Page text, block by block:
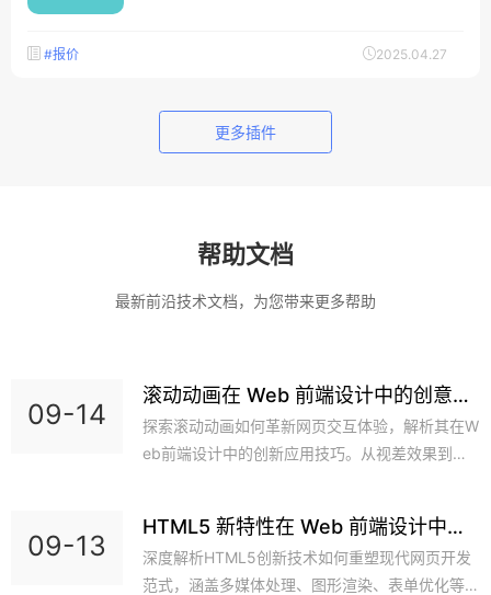
#报价 2025.04.27
更多插件
帮助文档
最新前沿技术文档，为您带来更多帮助
09-14
滚动动画在 Web 前端设计中的创意运
用​
探索滚动动画如何革新网页交互体验，解析其在W
eb前端设计中的创新应用技巧。从视差效果到响
09-13
HTML5 新特性在 Web 前端设计中的
实践​
深度解析HTML5创新技术如何重塑现代网页开发
范式，涵盖多媒体处理、图形渲染、表单优化等核